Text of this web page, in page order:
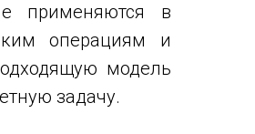
применяются в
операциям и
модель
задачу.